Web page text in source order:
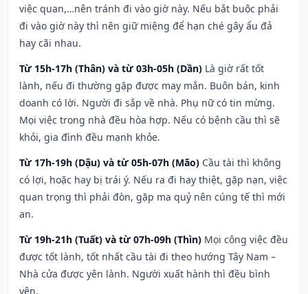
việc quan,…nên tránh đi vào giờ này. Nếu bắt buộc phải
đi vào giờ này thì nên giữ miệng để hạn ché gây ẩu đả
hay cãi nhau.
Từ 15h-17h (Thân) và từ 03h-05h (Dần) Là giờ rất tốt
lành, nếu đi thường gặp được may mắn. Buôn bán, kinh
doanh có lời. Người đi sắp về nhà. Phụ nữ có tin mừng.
Mọi việc trong nhà đều hòa hợp. Nếu có bệnh cầu thì sẽ
khỏi, gia đình đều mạnh khỏe.
Từ 17h-19h (Dậu) và từ 05h-07h (Mão) Cầu tài thì không
có lợi, hoặc hay bị trái ý. Nếu ra đi hay thiệt, gặp nạn, việc
quan trọng thì phải đòn, gặp ma quỷ nên cúng tế thì mới
an.
Từ 19h-21h (Tuất) và từ 07h-09h (Thìn) Mọi công việc đều
được tốt lành, tốt nhất cầu tài đi theo hướng Tây Nam –
Nhà cửa được yên lành. Người xuất hành thì đều bình
yên.